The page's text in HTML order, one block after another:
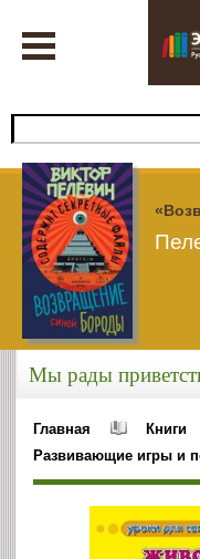
Мы рады
Главная Книги
Развивающие игры и